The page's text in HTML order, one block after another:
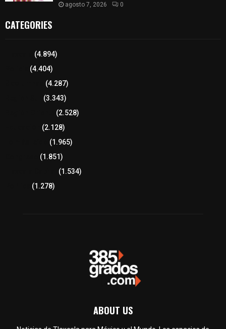
agosto 7, 2026 0
CATEGORIES
(4.894)
(4.404)
(4.287)
(3.343)
(2.528)
(2.128)
(1.965)
(1.851)
(1.534)
(1.278)
ABOUT US